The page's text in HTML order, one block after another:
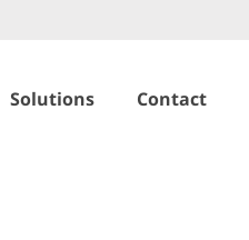
Solutions Contact